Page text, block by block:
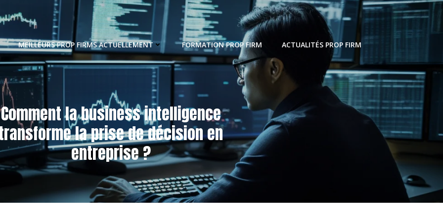
MEILLEURS PROP FIRMS ACTUELLEMENT FORMATION PROP FIRM ACTUALITÉS PROP FIRM
Comment la business intelligence
la prise de décision en
entreprise ?